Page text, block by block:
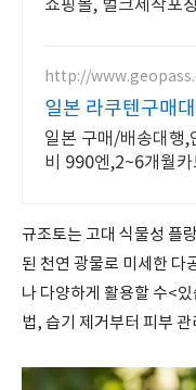
쇼핑몰, 벌크제작포
http://
일본 라쿠텐구매
혜택
일본 구매/배송대행,
비 990엔,2~6개월
규조토는 고대 식물성 플
된 천연 광물로 미세한 다
나 다양하게 활용할 수<
법, 습기 제거부터 피부